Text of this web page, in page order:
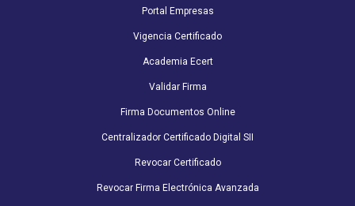
Portal Empresas
Vigencia Certificado
Academia Ecert
Validar Firma
Firma Documentos Online
Centralizador Certificado Digital SII
Revocar Certificado
Revocar Firma Electrónica Avanzada